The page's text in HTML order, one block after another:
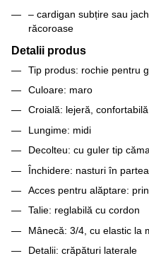
– cardigan subțire sau
răcoroase
Detalii produs
Tip produs: rochie pentru
Culoare: maro
Croială: lejeră, confortabilă
Lungime: midi
Decolteu: cu guler tip
Închidere: nasturi în
Acces pentru alăptare:
Talie: reglabilă cu cordon
Mânecă: 3/4, cu elastic la
Detalii: crăpături laterale